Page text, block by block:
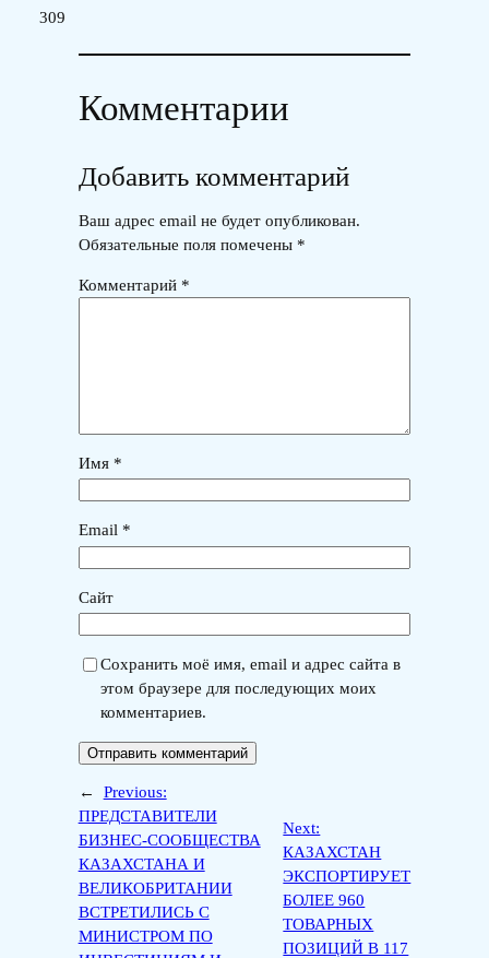
309
Комментарии
Добавить комментарий
Ваш адрес email не будет опубликован.
Обязательные поля помечены *
Комментарий *
Имя *
Email *
Сайт
Сохранить моё имя, email и адрес сайта в
этом браузере для последующих моих
комментариев.
←
Previous:
ПРЕДСТАВИТЕЛИ
БИЗНЕС-СООБЩЕСТВА
КАЗАХСТАНА И
ВЕЛИКОБРИТАНИИ
ВСТРЕТИЛИСЬ С
МИНИСТРОМ ПО
Next:
КАЗАХСТАН
ЭКСПОРТИРУЕТ
БОЛЕЕ 960
ТОВАРНЫХ
ПОЗИЦИЙ В 117